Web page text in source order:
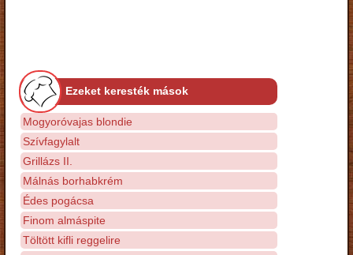
Ezeket keresték mások
Mogyoróvajas blondie
Szívfagylalt
Grillázs II.
Málnás borhabkrém
Édes pogácsa
Finom almáspite
Töltött kifli reggelire